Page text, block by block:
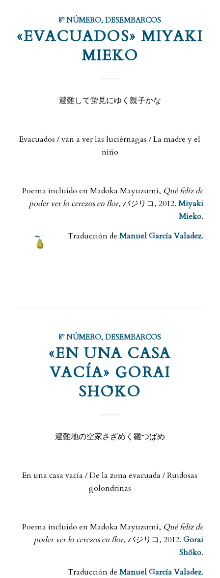
8º NÚMERO,DESEMBARCOS
«EVACUADOS» MIYAKI
MIEKO
避難して蛍見にゆく親子かな
Evacuados / van a ver las luciérnagas / La madre y el
niño
Poema incluido en Madoka Mayuzumi, Qué feliz de
poder ver lo cerezos en flor, バジリコ, 2012.Miyaki
Mieko.
Traducción deManuel García Valadez.
8º NÚMERO,DESEMBARCOS
«EN UNA CASA
VACÍA» GORAI
SHŌKO
避難地の空家さざめく雛つばめ
En una casa vacía / De la zona evacuada / Ruidosas
golondrinas
Poema incluido en Madoka Mayuzumi, Qué feliz de
poder ver lo cerezos en flor, バジリコ, 2012.Gorai
Shōko.
Traducción deManuel García Valadez.